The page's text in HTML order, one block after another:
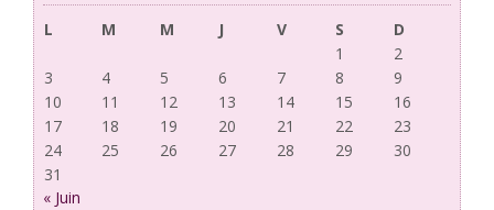
L
M M J V S
D
1
2
3
4 5 6 7 8
9
10
11 12 13 14 15
16
17
18 19 20 21 22
23
24
25 26 27 28 29
30
31
« Juin